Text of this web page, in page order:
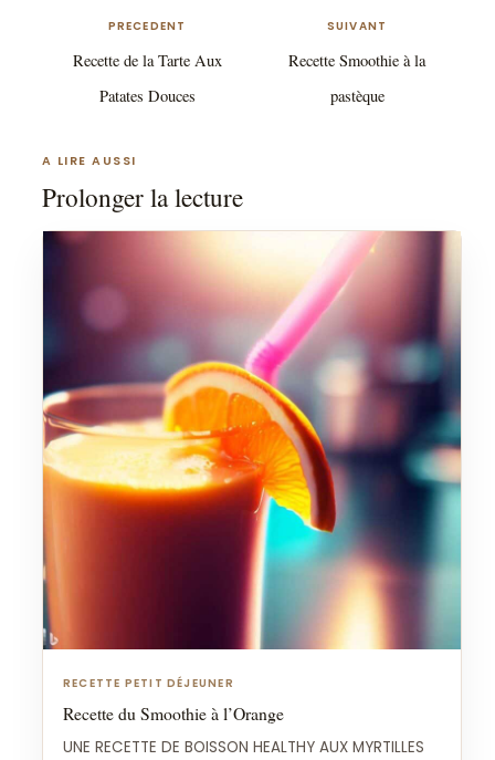
PRECEDENT
Recette de la Tarte Aux
Patates Douces
SUIVANT
Recette Smoothie à la
pastèque
A LIRE AUSSI
Prolonger la lecture
RECETTE PETIT DÉJEUNER
Recette du Smoothie à l’Orange
UNE RECETTE DE BOISSON HEALTHY AUX MYRTILLES